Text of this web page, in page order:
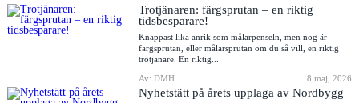
Trotjänaren: färgsprutan – en riktig
tidsbesparare!
Knappast lika anrik som målarpenseln, men nog är
färgsprutan, eller målarsprutan om du så vill, en riktig
trotjänare. En riktig...
Av: DMH
8 maj, 2026
Nyhetstätt på årets upplaga av Nordbygg